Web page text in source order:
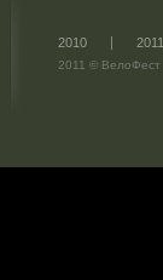
2010 2011
2011 © ВелоФест